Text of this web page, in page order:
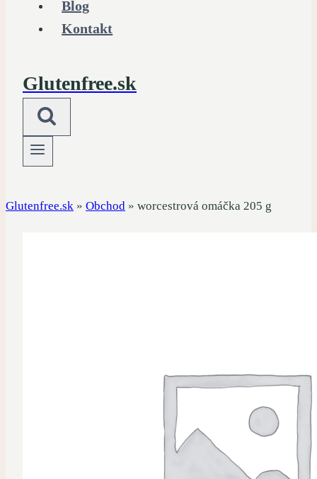
Blog
Kontakt
Glutenfree.sk
Glutenfree.sk » Obchod » worcestrová omáčka 205 g